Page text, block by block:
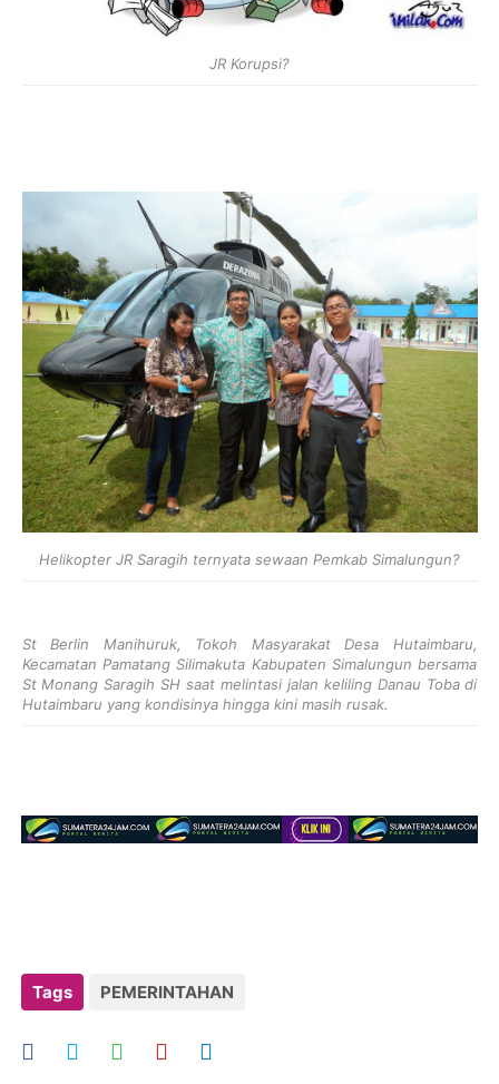
JR Korupsi?
Helikopter JR Saragih ternyata sewaan Pemkab Simalungun?
St Berlin Manihuruk, Tokoh Masyarakat Desa Hutaimbaru,
Kecamatan Pamatang Silimakuta Kabupaten Simalungun bersama
St Monang Saragih SH saat melintasi jalan keliling Danau Toba di
Hutaimbaru yang kondisinya hingga kini masih rusak.
Tags PEMERINTAHAN